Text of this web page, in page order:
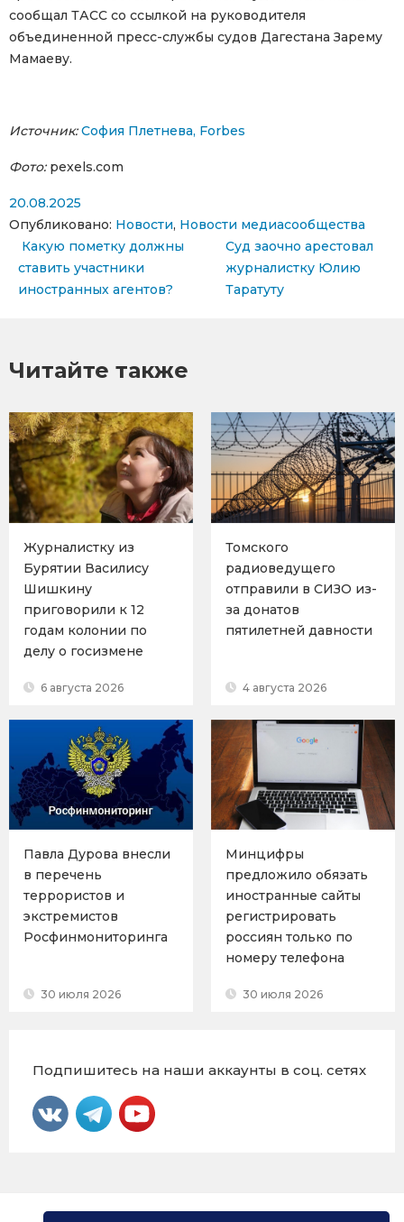
сообщал ТАСС со ссылкой на руководителя
объединенной пресс-службы судов Дагестана Зарему
Мамаеву.
Источник: София Плетнева, Forbes
Фото:pexels.com
20.08.2025
Опубликовано: Новости, Новости медиасообщества
Навигация по записям
Какую пометку должны
ставить участники
иностранных агентов?
Суд заочно арестовал
журналистку Юлию
Таратуту
Читайте также
Журналистку из
Бурятии Василису
Шишкину
приговорили к 12
годам колонии по
делу о госизмене
6 августа 2026
Томского
радиоведущего
отправили в СИЗО из-
за донатов
пятилетней давности
4 августа 2026
Павла Дурова внесли
в перечень
террористов и
экстремистов
Росфинмониторинга
30 июля 2026
Минцифры
предложило обязать
иностранные сайты
регистрировать
россиян только по
номеру телефона
30 июля 2026
Подпишитесь на наши аккаунты в соц. сетях